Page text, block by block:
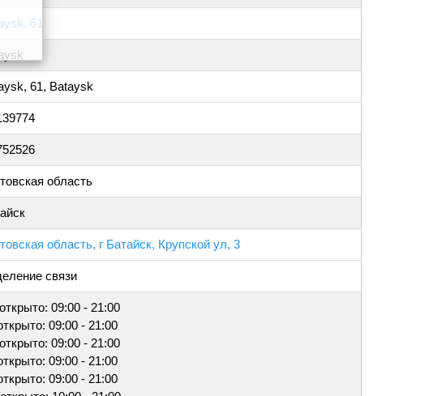
61
61, Bataysk
область
область, г Батайск, Крупской ул, 3
связи
09:00 - 21:00
09:00 - 21:00
09:00 - 21:00
09:00 - 21:00
09:00 - 21:00